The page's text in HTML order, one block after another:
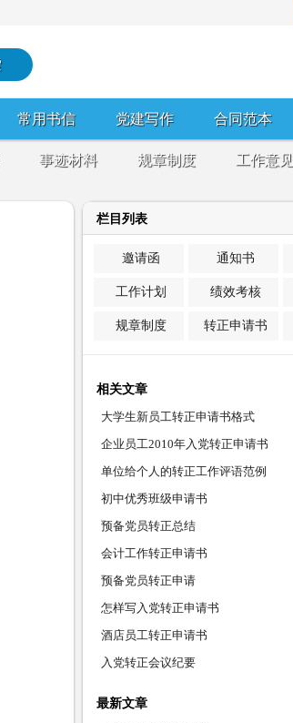
常用书信 党建写作 合同范本
事迹材料 规章制度 工作意见
栏目列表
邀请函 通知书
工作计划 绩效考核
规章制度 转正申请书
相关文章
大学生新员工转正申请书格式
企业员工2010年入党转正申请书
单位给个人的转正工作评语范例
初中优秀班级申请书
预备党员转正总结
会计工作转正申请书
预备党员转正申请
怎样写入党转正申请书
酒店员工转正申请书
入党转正会议纪要
最新文章